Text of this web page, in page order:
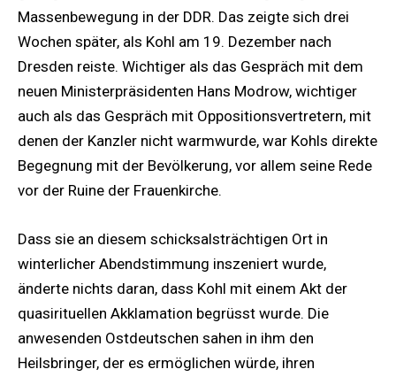
Massenbewegung in der DDR. Das zeigte sich drei
Wochen später, als Kohl am 19. Dezember nach
Dresden reiste. Wichtiger als das Gespräch mit dem
neuen Ministerpräsidenten Hans Modrow, wichtiger
auch als das Gespräch mit Oppositionsvertretern, mit
denen der Kanzler nicht warmwurde, war Kohls direkte
Begegnung mit der Bevölkerung, vor allem seine Rede
vor der Ruine der Frauenkirche.
Dass sie an diesem schicksalsträchtigen Ort in
winterlicher Abendstimmung inszeniert wurde,
änderte nichts daran, dass Kohl mit einem Akt der
quasirituellen Akklamation begrüsst wurde. Die
anwesenden Ostdeutschen sahen in ihm den
Heilsbringer, der es ermöglichen würde, ihren